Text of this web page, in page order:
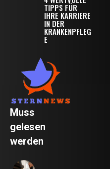
TIPPS FÜR
IHRE KARRIERE
IN DER
KRANKENPFLEG
E
Muss
gelesen
werden